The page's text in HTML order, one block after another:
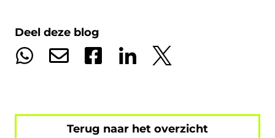
Deel deze blog
Terug naar het overzicht